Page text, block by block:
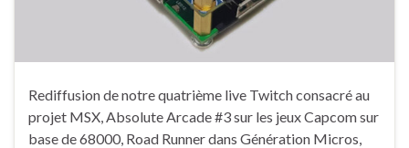
Rediffusion de notre quatrième live Twitch consacré au
projet MSX, Absolute Arcade #3 sur les jeux Capcom sur
base de 68000, Road Runner dans Génération Micros,